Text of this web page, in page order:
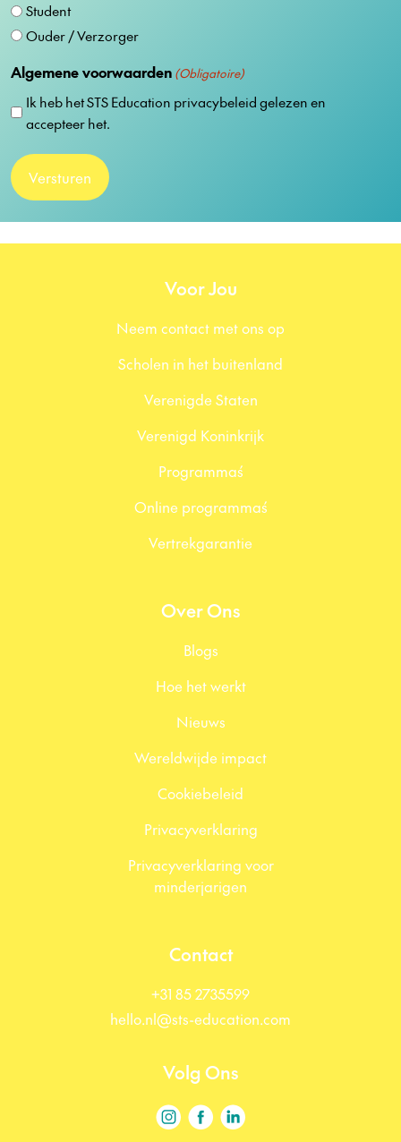
i
u
+
3
2
Student
Ouder / Verzorger
Algemene voorwaarden (Obligatoire)
Ik hebhetSTS Education privacybeleidgelezen en
accepteer het.
Voor Jou
Neem contact met ons op
Scholen in het buitenland
Verenigde Staten
Verenigd Koninkrijk
Programma´s
Online programma´s
Vertrekgarantie
Over Ons
Blogs
Hoe het werkt
Nieuws
Wereldwijde impact
Cookiebeleid
Privacyverklaring
Privacyverklaring voor
minderjarigen
Contact
+31 85 2735599
hello.nl@sts-education.com
Volg Ons